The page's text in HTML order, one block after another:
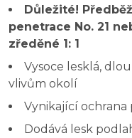
Důležité!
penetrace No. 21
zředěné 1: 1
Vysoce lesklá,
vlivům okolí
Vynikající ochrana
Dodává lesk